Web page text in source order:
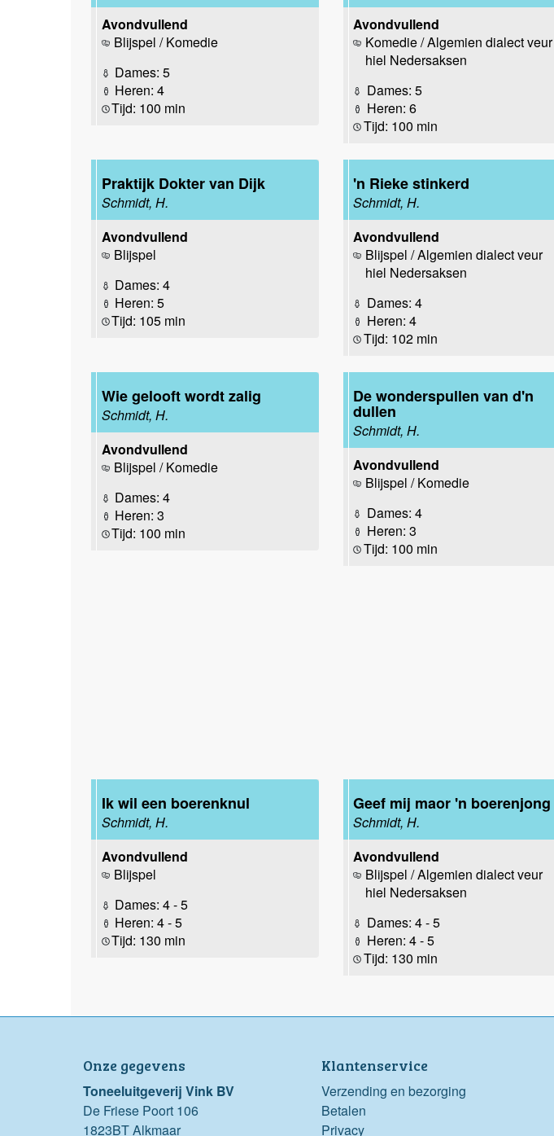
Avondvullend
Blijspel / Komedie
Dames: 5
Heren: 4
Tijd: 100 min
Avondvullend
Komedie / Algemien dialect veur
hiel Nedersaksen
Dames: 5
Heren: 6
Tijd: 100 min
Praktijk Dokter van Dijk
Schmidt, H.
Avondvullend
Blijspel
Dames: 4
Heren: 5
Tijd: 105 min
'n Rieke stinkerd
Schmidt, H.
Avondvullend
Blijspel / Algemien dialect veur
hiel Nedersaksen
Dames: 4
Heren: 4
Tijd: 102 min
Wie gelooft wordt zalig
Schmidt, H.
Avondvullend
Blijspel / Komedie
Dames: 4
Heren: 3
Tijd: 100 min
De wonderspullen van d'n
dullen
Schmidt, H.
Avondvullend
Blijspel / Komedie
Dames: 4
Heren: 3
Tijd: 100 min
Ik wil een boerenknul
Schmidt, H.
Avondvullend
Blijspel
Dames: 4 - 5
Heren: 4 - 5
Tijd: 130 min
Geef mij maor 'n boerenjong
Schmidt, H.
Avondvullend
Blijspel / Algemien dialect veur
hiel Nedersaksen
Dames: 4 - 5
Heren: 4 - 5
Tijd: 130 min
Onze gegevens
Toneeluitgeverij Vink BV
De Friese Poort 106
1823BT Alkmaar
Klantenservice
Verzending en bezorging
Betalen
Privacy